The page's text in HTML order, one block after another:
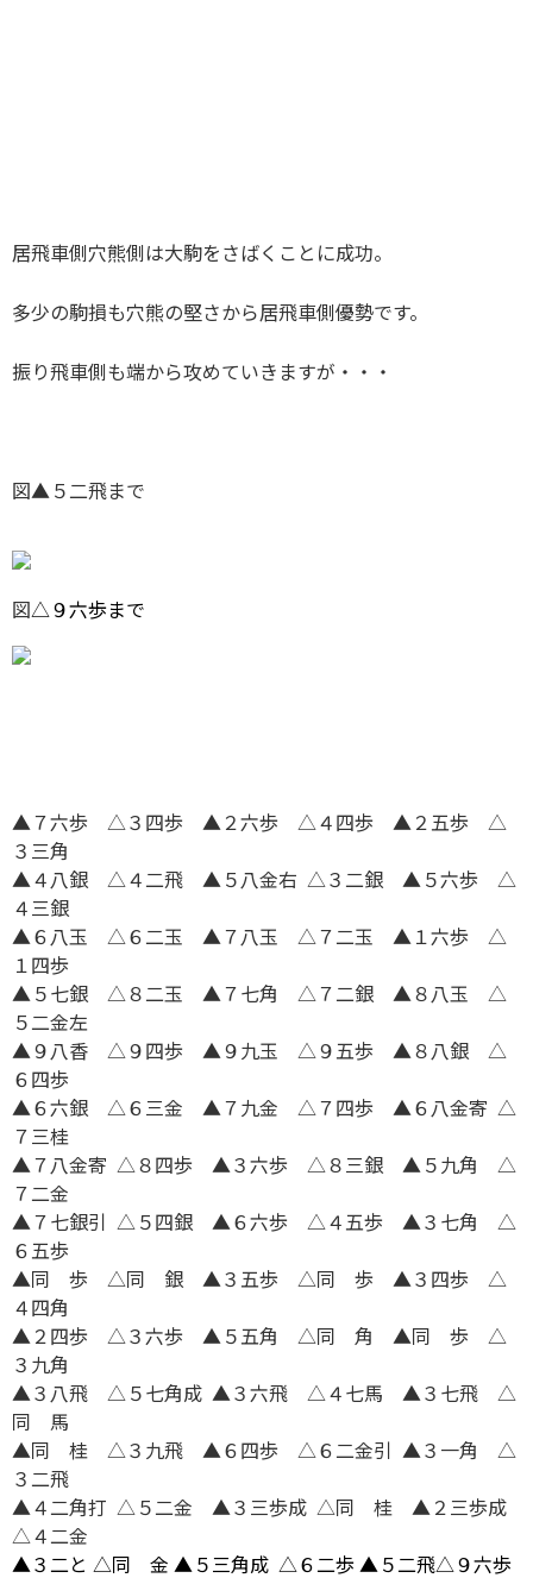
居飛車側穴熊側は大駒をさばくことに成功。
多少の駒損も穴熊の堅さから居飛車側優勢です。
振り飛車側も端から攻めていきますが・・・
図▲５二飛まで
図 △９六歩まで
▲７六歩 △３四歩 ▲２六歩 △４四歩 ▲２五歩 △
３三角
▲４八銀 △４二飛 ▲５八金右 △３二銀 ▲５六歩 △
４三銀
▲６八玉 △６二玉 ▲７八玉 △７二玉 ▲１六歩 △
１四歩
▲５七銀 △８二玉 ▲７七角 △７二銀 ▲８八玉 △
５二金左
▲９八香 △９四歩 ▲９九玉 △９五歩 ▲８八銀 △
６四歩
▲６六銀 △６三金 ▲７九金 △７四歩 ▲６八金寄 △
７三桂
▲７八金寄 △８四歩 ▲３六歩 △８三銀 ▲５九角 △
７二金
▲７七銀引 △５四銀 ▲６六歩 △４五歩 ▲３七角 △
６五歩
▲同 歩 △同 銀 ▲３五歩 △同 歩 ▲３四歩 △
４四角
▲２四歩 △３六歩 ▲５五角 △同 角 ▲同 歩 △
３九角
▲３八飛 △５七角成 ▲３六飛 △４七馬 ▲３七飛 △
同 馬
▲同 桂 △３九飛 ▲６四歩 △６二金引 ▲３一角 △
３二飛
▲４二角打 △５二金 ▲３三歩成 △同 桂 ▲２三歩成
△４二金
▲３二と △同 金 ▲５三角成 △６二歩 ▲５二飛△９六歩